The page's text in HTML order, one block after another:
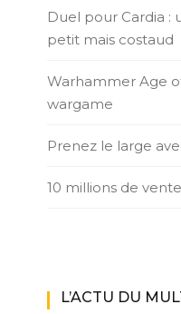
Duel pour Cardia :
petit mais costaud
Warhammer Age
wargame
Prenez le large
10 millions de
L’ACTU DU